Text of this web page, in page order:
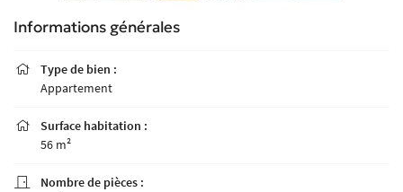
Informations générales

Type de bien :
Appartement

Surface habitation :
56 m²

Nombre de pièces :